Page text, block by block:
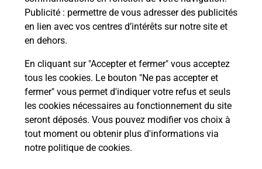
Publicité : permettre de vous adresser des publicités
en lien avec vos centres d’intérêts sur notre site et
en dehors.
En cliquant sur "Accepter et fermer" vous acceptez
tous les cookies. Le bouton "Ne pas accepter et
fermer" vous permet d'indiquer votre refus et seuls
les cookies nécessaires au fonctionnement du site
seront déposés. Vous pouvez modifier vos choix à
tout moment ou obtenir plus d'informations via
notre politique de cookies.
Questions fréquemment posées
Quel réseau utilise La Poste Mobile ?
Est-ce que je peux garder mon
numéro de mobile gratuitement ?